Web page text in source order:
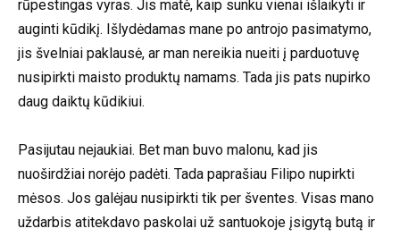
rūpestingas vyras. Jis matė, kaip sunku vienai išlaikyti ir
auginti kūdikį. Išlydėdamas mane po antrojo pasimatymo,
jis švelniai paklausė, ar man nereikia nueiti į parduotuvę
nusipirkti maisto produktų namams. Tada jis pats nupirko
daug daiktų kūdikiui.
Pasijutau nejaukiai. Bet man buvo malonu, kad jis
nuoširdžiai norėjo padėti. Tada paprašiau Filipo nupirkti
mėsos. Jos galėjau nusipirkti tik per šventes. Visas mano
uždarbis atitekdavo paskolai už santuokoje įsigytą butą ir